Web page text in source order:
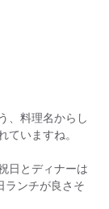
、料理名からし
ていますね。
日とディナーは
ランチが良さそ